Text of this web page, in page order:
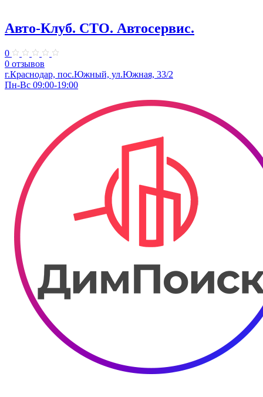
Авто-Клуб. СТО. Автосервис.
0
0 отзывов
г.Краснодар, пос.Южный, ул.Южная, 33/2
Пн-Вс 09:00-19:00